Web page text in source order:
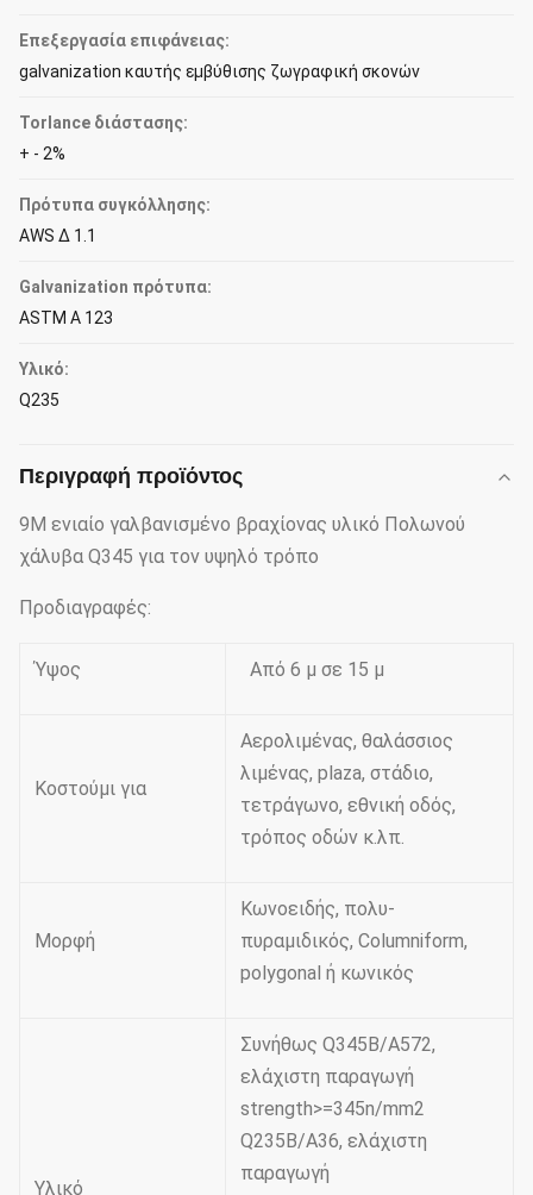
Επεξεργασία επιφάνειας:
galvanization καυτής εμβύθισης ζωγραφική σκονών
Torlance διάστασης:
+ - 2%
Πρότυπα συγκόλλησης:
AWS Δ 1.1
Galvanization πρότυπα:
ASTM Α 123
Υλικό:
Q235
Περιγραφή προϊόντος
9M ενιαίο γαλβανισμένο βραχίονας υλικό Πολωνού
χάλυβα Q345 για τον υψηλό τρόπο
Προδιαγραφές:
Ύψος Από 6 μ σε 15 μ
Κοστούμι για
Αερολιμένας, θαλάσσιος
λιμένας, plaza, στάδιο,
τετράγωνο, εθνική οδός,
τρόπος οδών κ.λπ.
Μορφή
Κωνοειδής, πολυ-
πυραμιδικός, Columniform,
polygonal ή κωνικός
Υλικό
Συνήθως Q345B/A572,
ελάχιστη παραγωγή
strength>=345n/mm2
Q235B/A36, ελάχιστη
παραγωγή